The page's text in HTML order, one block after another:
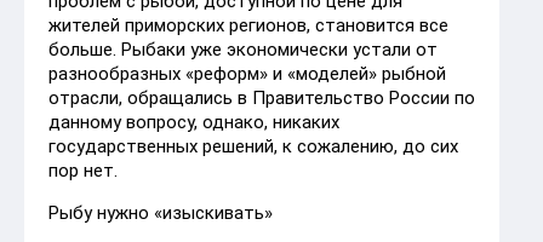
жителей приморских регионов, становится все
больше. Рыбаки уже экономически устали от
разнообразных «реформ» и «моделей» рыбной
отрасли, обращались в Правительство России по
данному вопросу, однако, никаких
государственных решений, к сожалению, до сих
пор нет.
Рыбу нужно «изыскивать»